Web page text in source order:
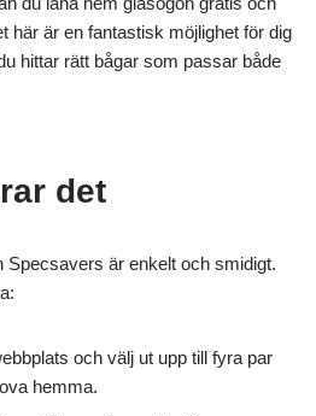
här är en fantastisk möjlighet för dig
hittar rätt bågar som passar både
det
Specsavers är enkelt och smidigt.
och välj ut upp till fyra par
hemma.